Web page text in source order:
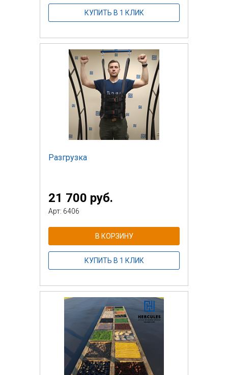
КУПИТЬ В 1 КЛИК
Разгрузка
21 700 руб.
Арт: 6406
В КОРЗИНУ
КУПИТЬ В 1 КЛИК